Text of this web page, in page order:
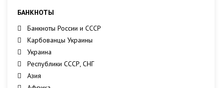
БАНКНОТЫ
Банкноты России и СССР
Карбованцы Украины
Украина
Республики СССР, СНГ
Азия